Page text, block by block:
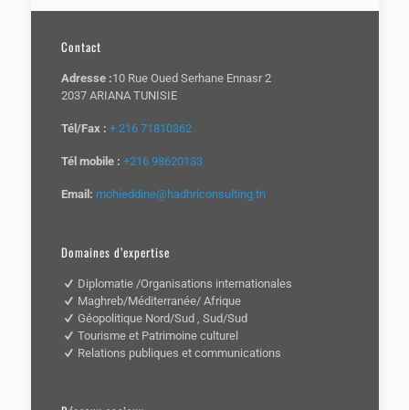
Contact
Adresse :10 Rue Oued Serhane Ennasr 2
2037 ARIANA TUNISIE
Tél/Fax : + 216 71810362
Tél mobile : +216 98620133
Email: mohieddine@hadhriconsulting.tn
Domaines d’expertise
Diplomatie /Organisations internationales
Maghreb/Méditerranée/ Afrique
Géopolitique Nord/Sud , Sud/Sud
Tourisme et Patrimoine culturel
Relations publiques et communications